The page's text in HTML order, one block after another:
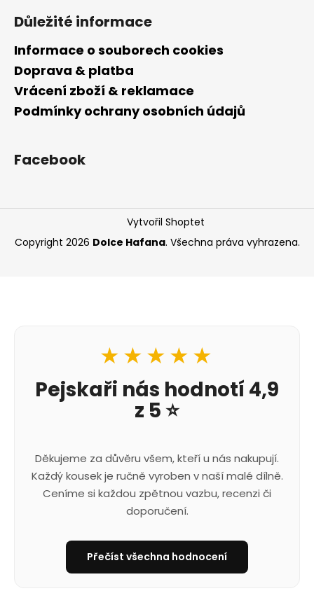
Důležité informace
Informace o souborech cookies
Doprava & platba
Vrácení zboží & reklamace
Podmínky ochrany osobních údajů
Facebook
Vytvořil Shoptet
Copyright 2026 Dolce Hafana. Všechna práva vyhrazena.
★★★★★
Pejskaři nás hodnotí 4,9
z 5 ⭐
Děkujeme za důvěru všem, kteří u nás nakupují.
Každý kousek je ručně vyroben v naší malé dílně.
Ceníme si každou zpětnou vazbu, recenzi či
doporučení.
Přečíst všechna hodnocení